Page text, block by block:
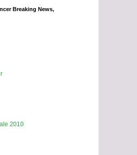
Breaking News,
2010